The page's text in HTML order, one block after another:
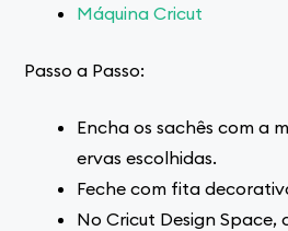
Máquina Cricut
Passo a Passo:
Encha os sachês com a
ervas escolhidas.
Feche com fita
No Cricut Design Space,